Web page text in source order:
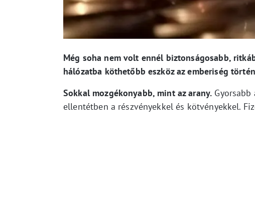
Még soha nem volt ennél biztonságosabb,
hálózatba köthetőbb eszköz az emberiség
Sokkal mozgékonyabb, mint az arany.
ellentétben a részvényekkel és kötvényekkel.